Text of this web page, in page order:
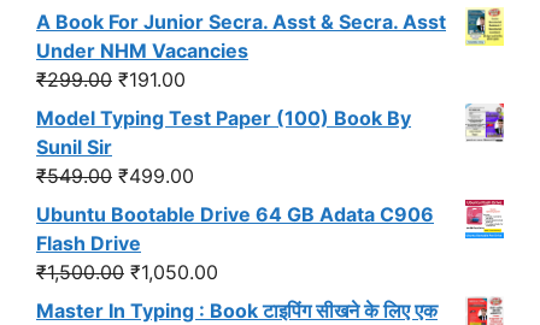
A Book For Junior Secra. Asst & Secra. Asst
Under NHM Vacancies
₹299.00 Original
price
was:
₹299.00.
₹191.00
price
is:
₹191.00.
Model Typing Test Paper (100) Book By
Sunil Sir
₹549.00 Original
price
was:
₹549.00.
₹499.00
price
is:
₹499.00.
Ubuntu Bootable Drive 64 GB Adata C906
Flash Drive
₹1,500.00 Original
price
₹1,050.00
price
Master In Typing : Book टाइपिंग सीखने के लिए एक